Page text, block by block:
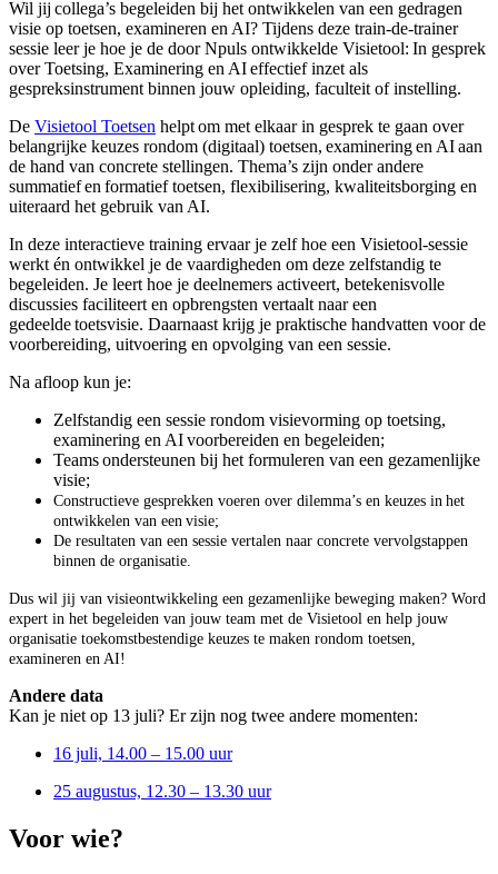
Wil jij collega’s begeleiden bij het ontwikkelen van een gedragen
visie op toetsen, examineren en AI? Tijdens deze train-de-trainer
sessie leer je hoe je de door Npuls ontwikkelde Visietool: In gesprek
over Toetsing, Examinering en AI effectief inzet als
gespreksinstrument binnen jouw opleiding, faculteit of instelling.
De Visietool Toetsen helpt om met elkaar in gesprek te gaan over
belangrijke keuzes rondom (digitaal) toetsen, examineringen AI aan
de hand van concrete stellingen. Thema’s zijn onder andere
summatiefen formatief toetsen, flexibilisering, kwaliteitsborging en
uiteraard het gebruik van AI.
In deze interactieve training ervaar je zelf hoe een Visietool-sessie
werkt én ontwikkel je de vaardigheden om deze zelfstandig te
begeleiden. Je leert hoe je deelnemers activeert, betekenisvolle
discussies faciliteert en opbrengsten vertaalt naar een
gedeeldetoetsvisie. Daarnaast krijg je praktische handvatten voor de
voorbereiding, uitvoering en opvolging van een sessie.
Na afloop kun je:
Zelfstandig een sessie rondom visievorming op toetsing,
examinering en AI voorbereiden en begeleiden;
Teams ondersteunen bij het formuleren van een gezamenlijke
visie;
Constructieve gesprekken voeren over dilemma’s en keuzes in het
ontwikkelen van een visie;
De resultaten van een sessie vertalen naar concrete vervolgstappen
binnen de organisatie.
Dus wil jij van visieontwikkeling een gezamenlijke beweging maken? Word
expert in het begeleiden van jouw team met de Visietool en help jouw
organisatie toekomstbestendige keuzes te maken rondom toetsen,
examineren en AI!
Andere data
Kan je niet op 13 juli? Er zijn nog twee andere momenten:
16 juli, 14.00 – 15.00 uur
25 augustus, 12.30 – 13.30 uur
Voor wie?